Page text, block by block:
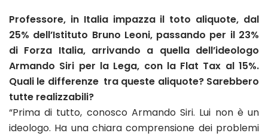
Professore, in Italia impazza il toto aliquote, dal
25% dell’Istituto Bruno Leoni, passando per il 23%
di Forza Italia, arrivando a quella dell’ideologo
Armando Siri per la Lega, con la Flat Tax al 15%.
Quali le differenze tra queste aliquote? Sarebbero
tutte realizzabili?
“Prima di tutto, conosco Armando Siri. Lui non è un
ideologo. Ha una chiara comprensione dei problemi